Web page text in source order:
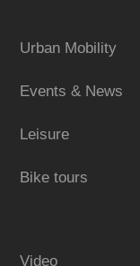
Urban Mobility
Events & News
Leisure
Bike tours
Video